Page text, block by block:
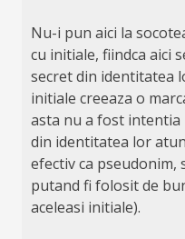
Nu-i pun aici la
cu initiale, fiindca aici
secret din identitatea
initiale creeaza o
asta nu a fost intentia
din identitatea lor
efectiv ca pseudonim,
putand fi folosit de
aceleasi initiale).